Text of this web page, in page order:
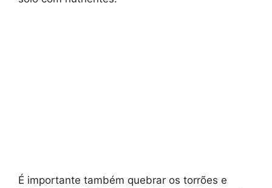
É importante também quebrar os torrões e